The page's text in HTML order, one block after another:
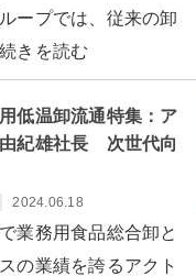
ープでは、従来の卸
きを読む
低温卸流通特集：ア
紀雄社長 次世代向
2024.06.18
業務用食品総合卸と
の業績を誇るアクト